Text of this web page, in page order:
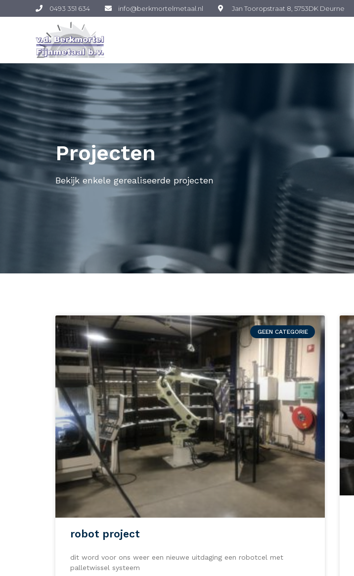
0493 351 634 info@berkmortelmetaal.nl Jan Tooropstraat 8, 5753DK Deurne
Projecten
Bekijk enkele gerealiseerde projecten
GEEN CATEGORIE
robot project
dit word voor ons weer een nieuwe uitdaging een robotcel met
palletwissel systeem